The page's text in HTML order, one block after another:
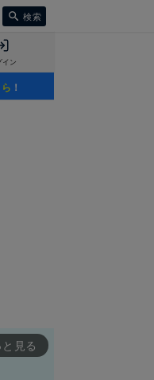
検索
イン
！
見る